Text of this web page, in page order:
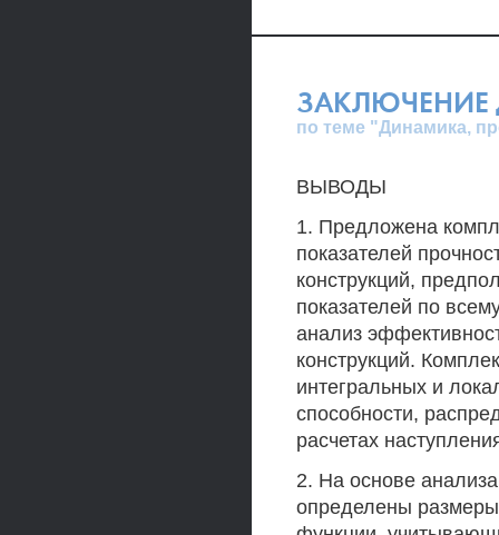
ЗАКЛЮЧЕНИЕ
по теме "Динамика,
ВЫВОДЫ
1. Предложена
показателей
конструкций,
показателей по
анализ
конструкций.
интегральных и
способности,
расчетах
2. На основе
определены